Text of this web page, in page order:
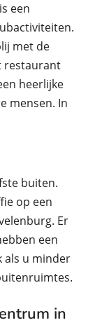
een
met de
restaurant
heerlijke
mensen. In
buiten.
op een
Er
een
als u minder
in